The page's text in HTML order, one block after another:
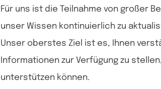
Für uns ist die Teilnahme von großer
unser Wissen kontinuierlich zu
Unser oberstes Ziel ist es, Ihnen
Informationen zur Verfügung zu
unterstützen können.